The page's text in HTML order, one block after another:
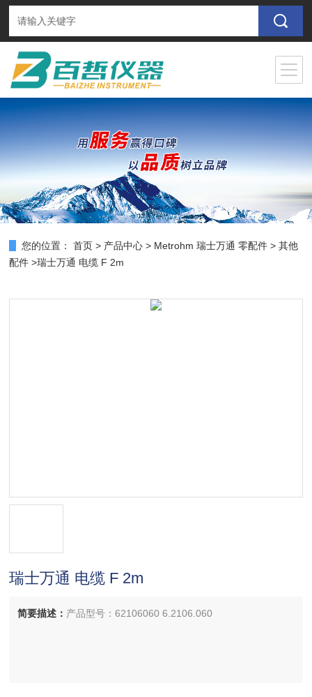
您的位置： 首页 > 产品中心 > Metrohm 瑞士万通 零配件 >其他
配件 >瑞士万通 电缆 F 2m
瑞士万通 电缆 F 2m
简要描述： 产品型号：62106060 6.2106.060